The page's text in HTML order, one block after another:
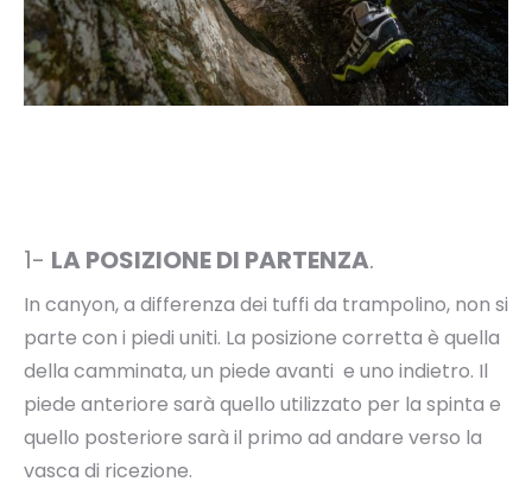
1- LA POSIZIONE DI PARTENZA.
In canyon, a differenza dei tuffi da trampolino, non si
parte con i piedi uniti. La posizione corretta è quella
della camminata, un piede avanti e uno indietro. Il
piede anteriore sarà quello utilizzato per la spinta e
quello posteriore sarà il primo ad andare verso la
vasca di ricezione.